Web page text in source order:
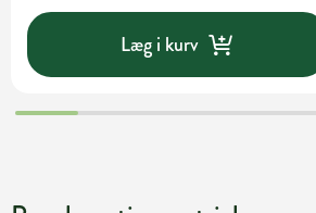
Læg i kurv